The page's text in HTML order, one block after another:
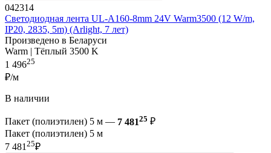
042314
Светодиодная лента UL-A160-8mm 24V Warm3500 (12 W/m,
IP20, 2835, 5m) (Arlight, 7 лет)
Произведено в Беларуси
Warm | Тёплый 3500 K
1 49625
₽/м
В наличии
Пакет (полиэтилен) 5 м — 7 48125 ₽
Пакет (полиэтилен) 5 м
7 481 25₽